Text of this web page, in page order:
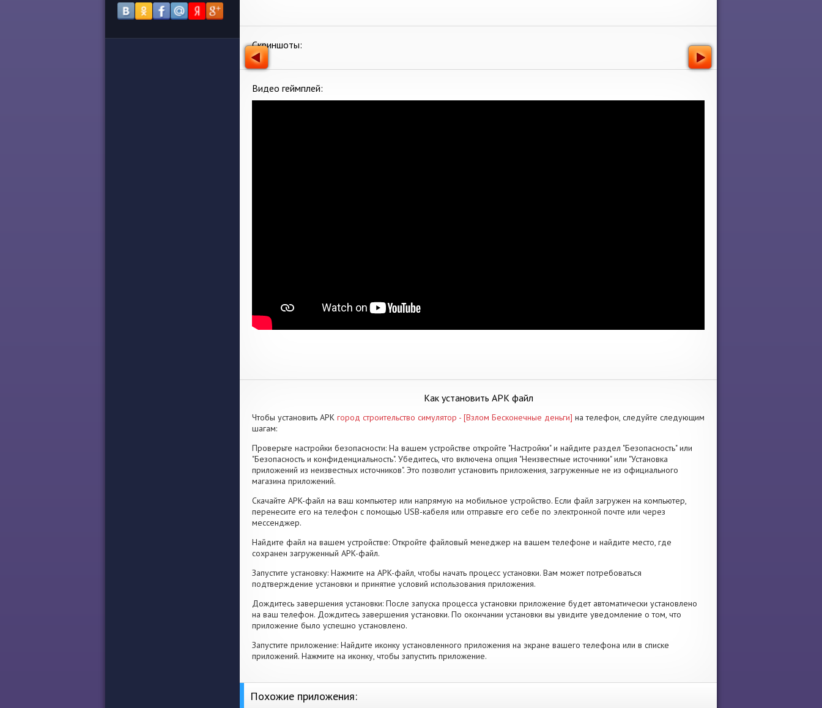
Скриншоты:
Видео геймплей:
Как установить APK файл
Чтобы установить APK город строительство симулятор - [Взлом Бесконечные деньги] на телефон, следуйте следующим
шагам:
Проверьте настройки безопасности: На вашем устройстве откройте "Настройки" и найдите раздел "Безопасность" или
"Безопасность и конфиденциальность". Убедитесь, что включена опция "Неизвестные источники" или "Установка
приложений из неизвестных источников". Это позволит установить приложения, загруженные не из официального
магазина приложений.
Скачайте APK-файл на ваш компьютер или напрямую на мобильное устройство. Если файл загружен на компьютер,
перенесите его на телефон с помощью USB-кабеля или отправьте его себе по электронной почте или через
мессенджер.
Найдите файл на вашем устройстве: Откройте файловый менеджер на вашем телефоне и найдите место, где
сохранен загруженный APK-файл.
Запустите установку: Нажмите на APK-файл, чтобы начать процесс установки. Вам может потребоваться
подтверждение установки и принятие условий использования приложения.
Дождитесь завершения установки: После запуска процесса установки приложение будет автоматически установлено
на ваш телефон. Дождитесь завершения установки. По окончании установки вы увидите уведомление о том, что
приложение было успешно установлено.
Запустите приложение: Найдите иконку установленного приложения на экране вашего телефона или в списке
приложений. Нажмите на иконку, чтобы запустить приложение.
Похожие приложения: